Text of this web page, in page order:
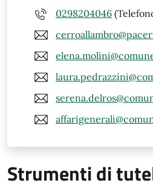
0298204046
Strumenti di